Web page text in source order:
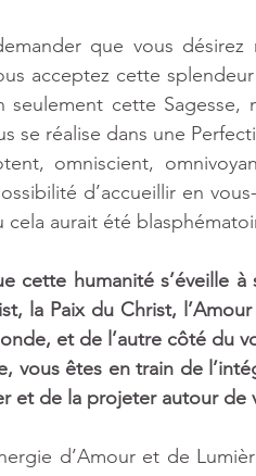
que vous désirez
acceptez cette
cette Sagesse,
se réalise dans une
omniscient,
d’accueillir en
aurait été
cette humanité s’éveille à
la Paix du Christ,
et de l’autre côté du
vous êtes en train de
et de la projeter autour de
d’Amour et de